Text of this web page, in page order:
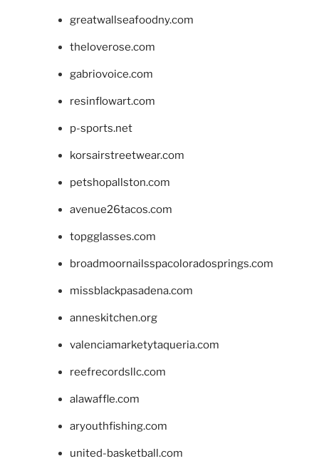
greatwallseafoodny.com
theloverose.com
gabriovoice.com
resinflowart.com
p-sports.net
korsairstreetwear.com
petshopallston.com
avenue26tacos.com
topgglasses.com
broadmoornailsspacoloradosprings.com
missblackpasadena.com
anneskitchen.org
valenciamarketytaqueria.com
reefrecordsllc.com
alawaffle.com
aryouthfishing.com
united-basketball.com